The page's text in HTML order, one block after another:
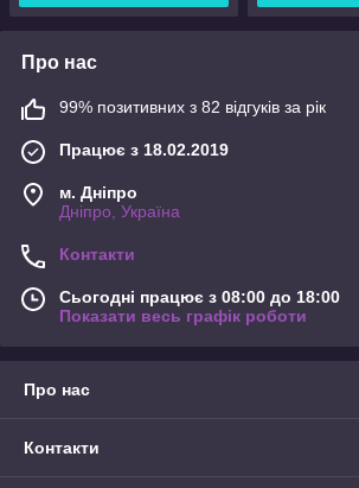
Про нас
99% позитивних з 82 відгуків за рік
Працює з 18.02.2019
м. Дніпро
Дніпро, Україна
Контакти
Сьогодні працює з 08:00 до 18:00
Показати весь графік роботи
Про нас
Контакти